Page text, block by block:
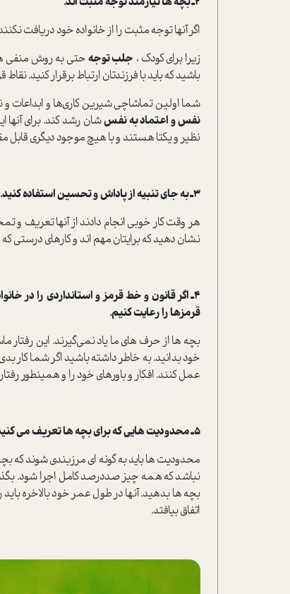
اگر آنها توجه مثبت را از خانواده خود دریافت
زیرا برای کودک ، جلب توجهحتی به روش منفی
باشید که باید با فرزندتان ارتباط برقرار کنید.
شما اولین تماشاچی شیرین کاری‌ها و ابداعات و
نفس و اعتماد به نفسشان رشد کند. برای آنها
نظیر و یکتا هستند و با هیچ موجود دیگری قابل
3ـ به جای تنبیه از پاداش و تحسین استفاده کنید.
هر وقت کار خوبی انجام دادند از آنها تعریف و
نشان دهید که برایتان مهم اند و کارهای درستی
4ـ اگر قانون و خط قرمز و استانداردی را در
قرمزها را رعایت کنیم.
بچه ها از حرف های ما یاد نمی‌گیرند. این رفتار
خود بدانید. به خاطر داشته باشید اگر شما کار
عمل کنند. افکار و باورهای خود را و همینطور
5ـ محدودیت هایی که برای بچه ها تعریف می کنید طوری باشند که برای بچه درجه آزادی و جای بازی داشته باشد.
محدودیت ها باید به گونه ای مرزبندی شوند که
نباشد که همه چیز صددرصد کامل اجرا شود.
بچه ها بدهید. آنها در طول عمر خود بالاخره
اتفاق بیافتد.